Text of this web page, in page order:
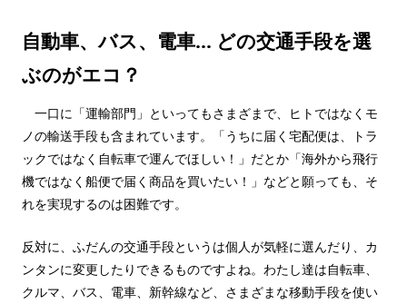
自動車、バス、電車… どの交通手段を選
ぶのがエコ？
一口に「運輸部門」といってもさまざまで、ヒトではなくモ
ノの輸送手段も含まれています。「うちに届く宅配便は、トラ
ックではなく自転車で運んでほしい！」だとか「海外から飛行
機ではなく船便で届く商品を買いたい！」などと願っても、そ
れを実現するのは困難です。
反対に、ふだんの交通手段というは個人が気軽に選んだり、カ
ンタンに変更したりできるものですよね。わたし達は自転車、
クルマ、バス、電車、新幹線など、さまざまな移動手段を使い